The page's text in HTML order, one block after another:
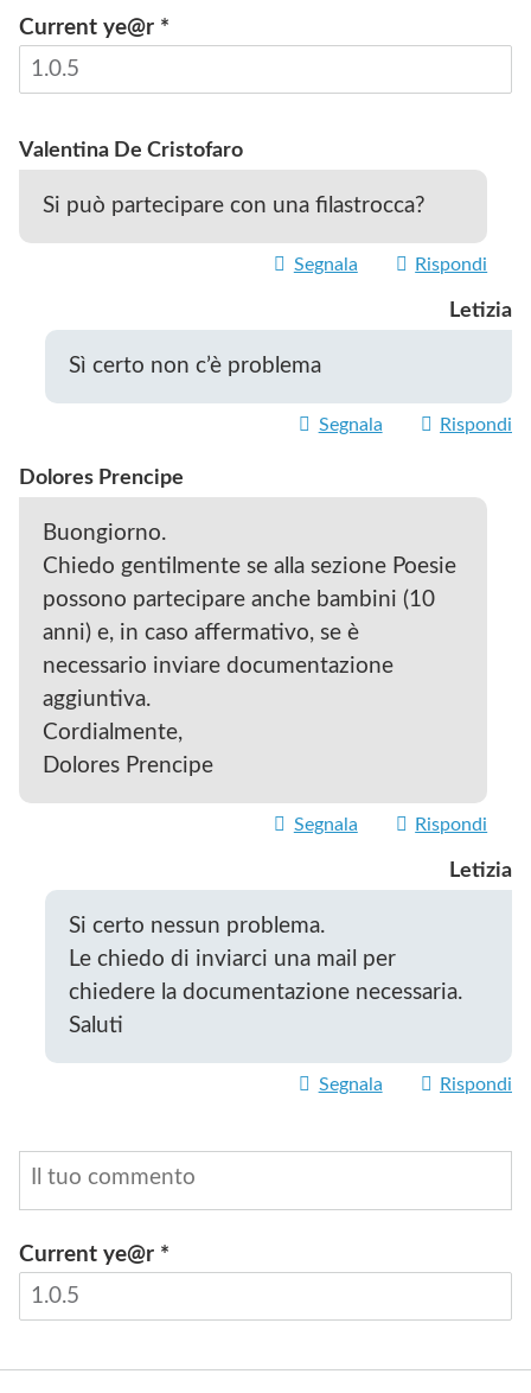
Current ye@r *
Valentina De Cristofaro
Si può partecipare con una filastrocca?
Segnala Rispondi
Letizia
Sì certo non c’è problema
Segnala Rispondi
Dolores Prencipe
Buongiorno.
Chiedo gentilmente se alla sezione Poesie
possono partecipare anche bambini (10
anni) e, in caso affermativo, se è
necessario inviare documentazione
aggiuntiva.
Cordialmente,
Dolores Prencipe
Segnala Rispondi
Letizia
Si certo nessun problema.
Le chiedo di inviarci una mail per
chiedere la documentazione necessaria.
Saluti
Segnala Rispondi
Current ye@r *